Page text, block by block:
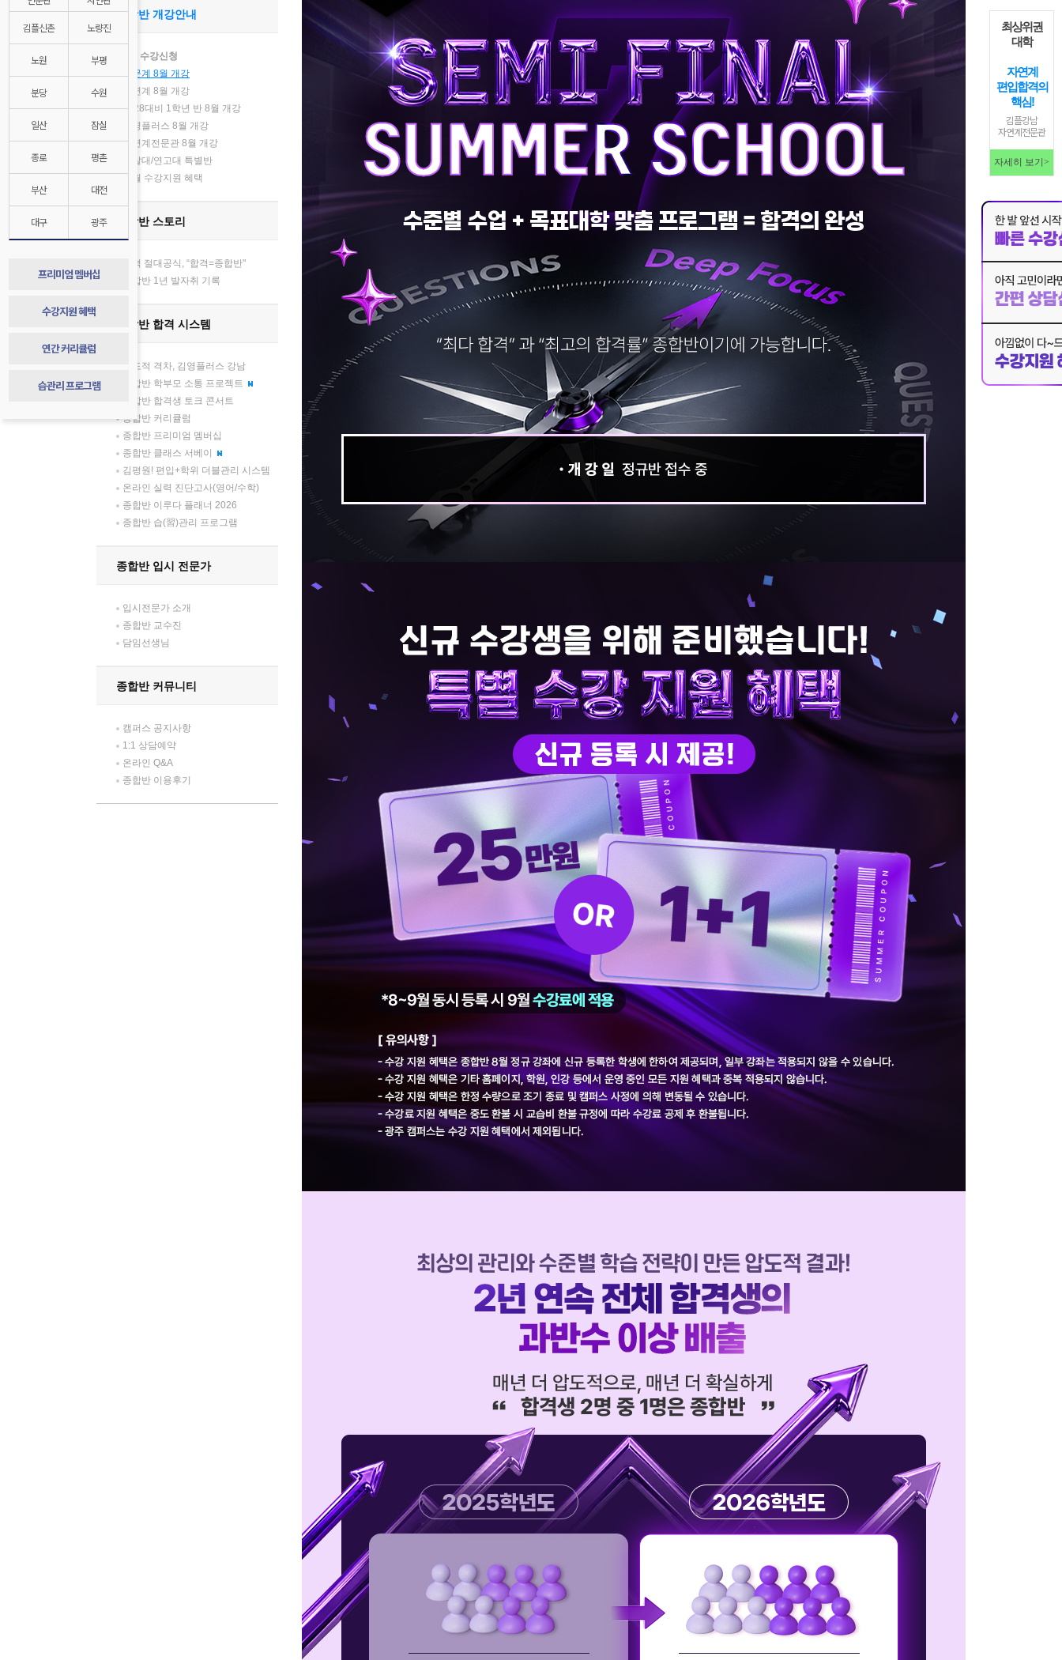
김플신촌 노량진
노원 부평
분당 수원
일산 잠실
종로 평촌
부산 대전
대구 광주
프리미엄 멤버십
수강지원 혜택
연간 커리큘럼
습관리 프로그램
종합반 개강안내
8월 수강신청
인문계 8월 개강
자연계 8월 개강
2028대비 1학년 반 8월 개강
김영플러스 8월 개강
자연계전문관 8월 개강
경찰대/연고대 특별반
매월 수강지원 혜택
종합반 스토리
합격 절대공식, “합격=종합반"
종합반 1년 발자취 기록
종합반 합격 시스템
압도적 격차, 김영플러스 강남
종합반 학부모 소통 프로젝트
종합반 합격생 토크 콘서트
종합반 커리큘럼
종합반 프리미엄 멤버십
종합반 클래스 서베이
김평원! 편입+학위 더블관리 시스템
온라인 실력 진단고사(영어/수학)
종합반 이루다 플래너 2026
종합반 습(習)관리 프로그램
종합반 입시 전문가
입시전문가 소개
종합반 교수진
담임선생님
종합반 커뮤니티
캠퍼스 공지사항
1:1 상담예약
온라인 Q&A
종합반 이용후기
최상위권
대학
자연계
편입합격의
핵심!
김플강남
자연계전문관
자세히 보기>